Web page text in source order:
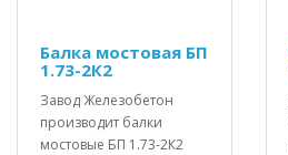
Балка мостовая БП
1.73-2К2
Завод Железобетон
производит балки
мостовые БП 1.73-2К2